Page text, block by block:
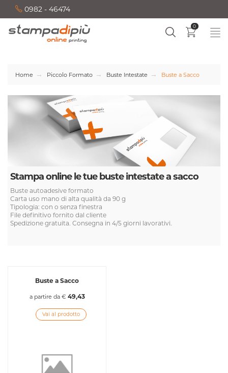
0982 - 46474
0
Home Piccolo Formato Buste Intestate Buste a Sacco
Stampa online le tue buste intestate a sacco
Buste autoadesive formato
Carta uso mano di alta qualità da 90 g
Tipologia: con o senza finestra
File definitivo fornito dal cliente
Spedizione gratuita. Consegna in 4/5 giorni lavorativi.
Buste a Sacco
a partire da € 49,43
Vai al prodotto